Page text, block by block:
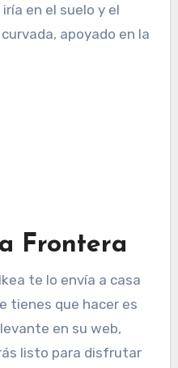
en el suelo y el
apoyado en la
Frontera
te lo envía a casa
tienes que hacer es
en su web,
listo para disfrutar